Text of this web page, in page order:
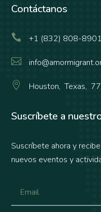
Contáctanos
 +1 (832) 808-8901

 Houston, Texas,
Suscríbete a
Suscríbete ahora y
nuevos eventos y